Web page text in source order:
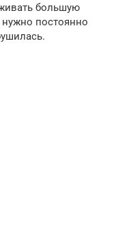
большую
постоянно